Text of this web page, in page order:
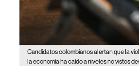
Candidatos colombianos alertan que la
la economía ha caído a niveles no vistos